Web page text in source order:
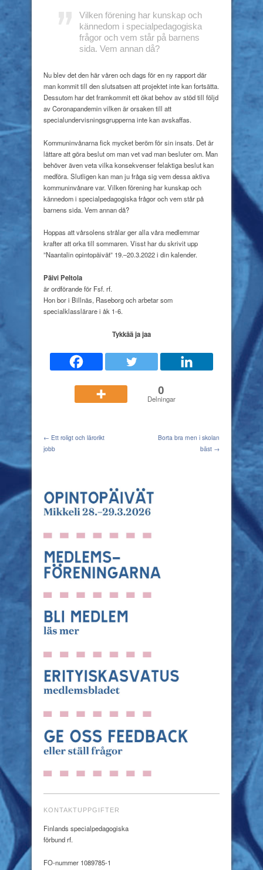
Vilken förening har kunskap och
kännedom i specialpedagogiska
frågor och vem står på barnens
sida. Vem annan då?
Nu blev det den här våren och dags för en ny rapport där
man kommit till den slutsatsen att projektet inte kan fortsätta.
Dessutom har det framkommit ett ökat behov av stöd till följd
av Coronapandemin vilken är orsaken till att
specialundervisningsgrupperna inte kan avskaffas.
Kommuninvånarna fick mycket beröm för sin insats. Det är
lättare att göra beslut om man vet vad man besluter om. Man
behöver även veta vilka konsekvenser felaktiga beslut kan
medföra. Slutligen kan man ju fråga sig vem dessa aktiva
kommuninvånare var. Vilken förening har kunskap och
kännedom i specialpedagogiska frågor och vem står på
barnens sida. Vem annan då?
Hoppas att vårsolens strålar ger alla våra medlemmar
krafter att orka till sommaren. Visst har du skrivit upp
”Naantalin opintopäivät” 19.–20.3.2022 i din kalender.
Päivi Peltola
är ordförande för Fsf. rf.
Hon bor i Billnäs, Raseborg och arbetar som
specialklasslärare i åk 1-6.
Tykkää ja jaa
0
Delningar
← Ett roligt och lärorikt
jobb
Borta bra men i skolan
bäst →
KONTAKTUPPGIFTER
Finlands specialpedagogiska
förbund rf.
FO-nummer 1089785-1